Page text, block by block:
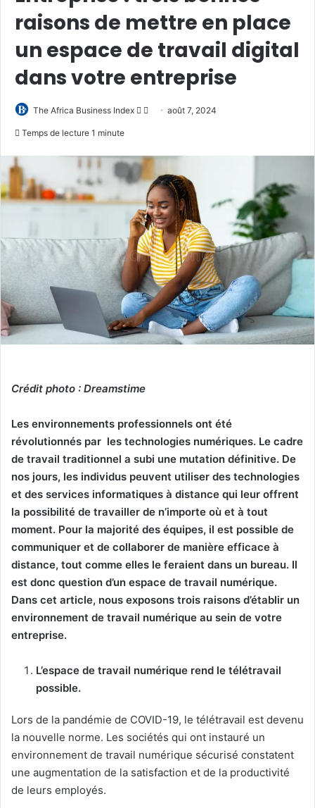
raisons de mettre en place
un espace de travail digital
dans votre entreprise
The Africa Business Index
Follow
Envoyeraoût 7, 2024
Temps de lecture 1 minute
Crédit photo : Dreamstime
Les environnements professionnels ont été
révolutionnés par les technologies numériques. Le cadre
de travail traditionnel a subi une mutation définitive. De
nos jours, les individus peuvent utiliser des technologies
et des services informatiques à distance qui leur offrent
la possibilité de travailler de n’importe où et à tout
moment. Pour la majorité des équipes, il est possible de
communiquer et de collaborer de manière efficace à
distance, tout comme elles le feraient dans un bureau. Il
est donc question d’un espace de travail numérique.
Dans cet article, nous exposons trois raisons d’établir un
environnement de travail numérique au sein de votre
entreprise.
L’espace de travail numérique rend le télétravail
possible.
Lors de la pandémie de COVID-19, le télétravail est devenu
la nouvelle norme. Les sociétés qui ont instauré un
environnement de travail numérique sécurisé constatent
une augmentation de la satisfaction et de la productivité
de leurs employés.